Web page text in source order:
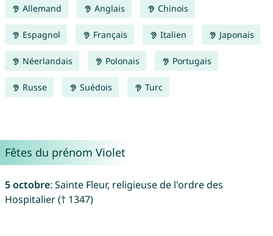
Allemand Anglais Chinois
Espagnol Français Italien Japonais
Néerlandais Polonais Portugais
Russe Suédois Turc
Fêtes du prénom Violet
5 octobre: Sainte Fleur, religieuse de l'ordre des
Hospitalier († 1347)